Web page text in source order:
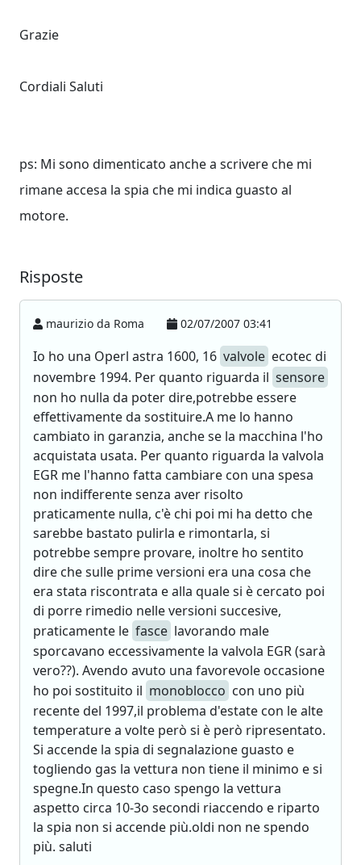
Grazie
Cordiali Saluti
ps: Mi sono dimenticato anche a scrivere che mi
rimane accesa la spia che mi indica guasto al
motore.
Risposte
maurizio da Roma 02/07/2007 03:41
Io ho una Operl astra 1600, 16 valvole ecotec di
novembre 1994. Per quanto riguarda il sensore
non ho nulla da poter dire,potrebbe essere
effettivamente da sostituire.A me lo hanno
cambiato in garanzia, anche se la macchina l'ho
acquistata usata. Per quanto riguarda la valvola
EGR me l'hanno fatta cambiare con una spesa
non indifferente senza aver risolto
praticamente nulla, c'è chi poi mi ha detto che
sarebbe bastato pulirla e rimontarla, si
potrebbe sempre provare, inoltre ho sentito
dire che sulle prime versioni era una cosa che
era stata riscontrata e alla quale si è cercato poi
di porre rimedio nelle versioni succesive,
praticamente le fasce lavorando male
sporcavano eccessivamente la valvola EGR (sarà
vero??). Avendo avuto una favorevole occasione
ho poi sostituito il monoblocco con uno più
recente del 1997,il problema d'estate con le alte
temperature a volte però si è però ripresentato.
Si accende la spia di segnalazione guasto e
togliendo gas la vettura non tiene il minimo e si
spegne.In questo caso spengo la vettura
aspetto circa 10-3o secondi riaccendo e riparto
la spia non si accende più.oldi non ne spendo
più. saluti